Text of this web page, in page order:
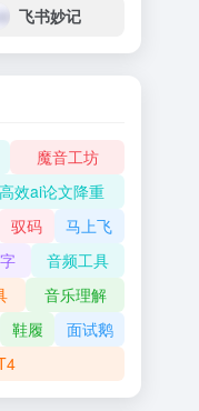
飞书妙记
魔音工坊
高效ai论文降重
驭码
马上飞
音频工具
音乐理解
鞋履
面试鹅